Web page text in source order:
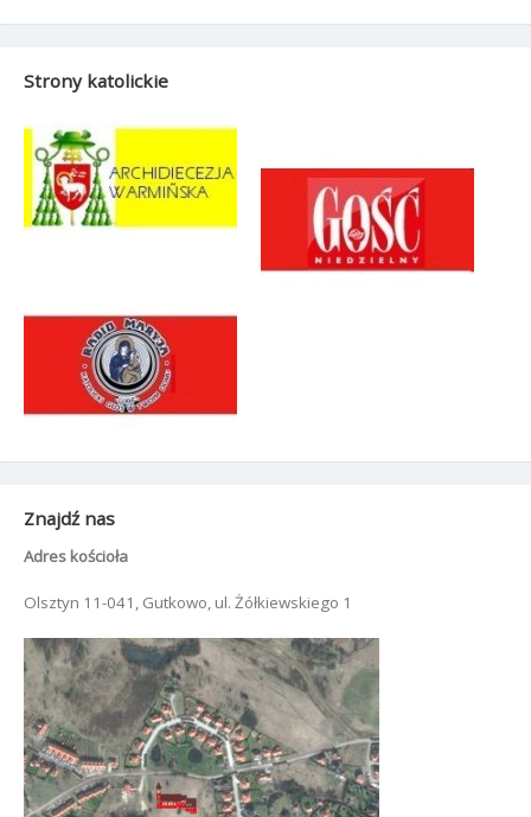
Strony katolickie
Znajdź nas
Adres kościoła
Olsztyn 11-041, Gutkowo, ul. Żółkiewskiego 1